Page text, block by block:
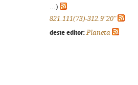
...)
821.111(73)-312.9"20"
deste editor: Planeta